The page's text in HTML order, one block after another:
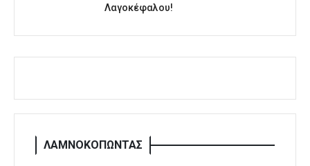
Λαγοκέφαλου!
ΛΑΜΝΟΚΟΠΩΝΤΑΣ